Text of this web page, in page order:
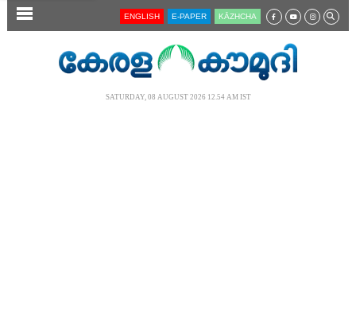
SECTIONS ENGLISH E-PAPER KĀZHCHA
SATURDAY, 08 AUGUST 2026 12.54 AM IST